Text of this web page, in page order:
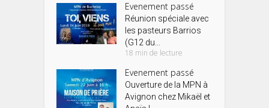
Evenement passé
Réunion spéciale avec
les pasteurs Barrios
(G12 du...
18 min de lecture
Evenement passé
Ouverture de la MPN à
Avignon chez Mikaël et